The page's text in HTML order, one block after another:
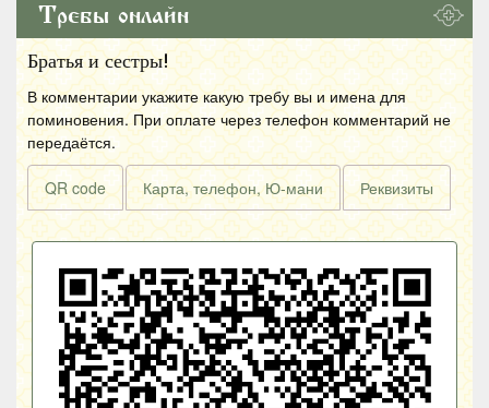
Требы онлайн
Братья и сестры!
В комментарии укажите какую требу вы и имена для
поминовения. При оплате через телефон комментарий не
передаётся.
QR code Карта, телефон, Ю-мани Реквизиты